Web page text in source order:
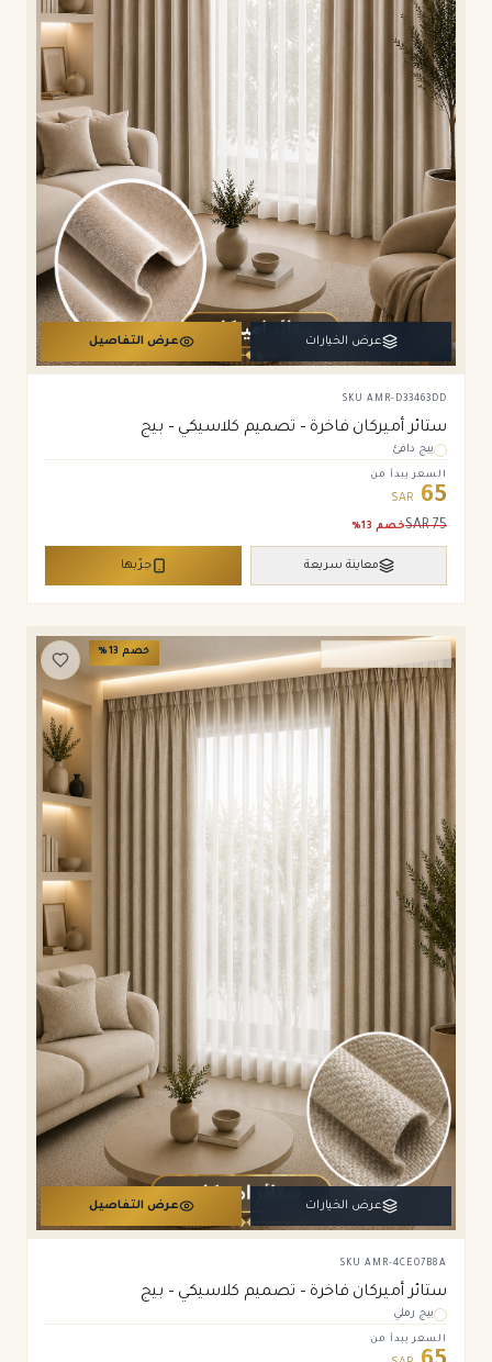
عرض الخيارات عرض التفاصيل
SKU AMR-D33463DD
ستائر أميركان فاخرة – تصميم كلاسيكي – بيج
بيج دافئ
السعر يبدأ من
65
SAR
75
SARخصم 13
%
معاينة سريعة جرّبها
خصم 13
%
عرض الخيارات عرض التفاصيل
SKU AMR-4CE07B8A
ستائر أميركان فاخرة – تصميم كلاسيكي – بيج
بيج رملي
السعر يبدأ من